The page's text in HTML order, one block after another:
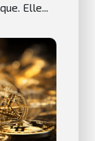
Elle...